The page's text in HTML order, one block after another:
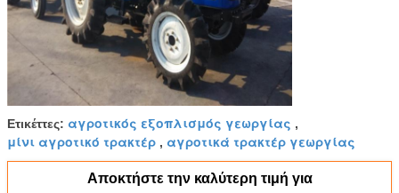
Ετικέττες: αγροτικός εξοπλισμός γεωργίας ,
μίνι αγροτικό τρακτέρ , αγροτικά τρακτέρ γεωργίας
Αποκτήστε την καλύτερη τιμή για